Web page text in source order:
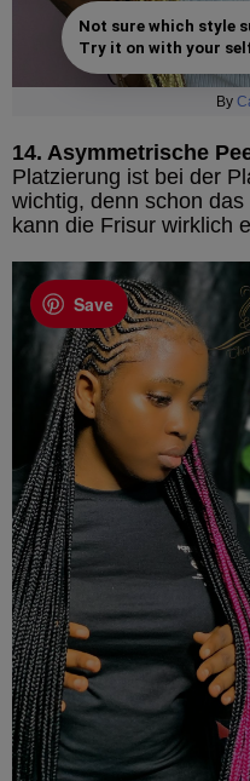
Not sure which style
Try it on with your
By
14. Asymmetrische
Platzierung ist bei der
wichtig, denn schon
kann die Frisur wirklich
Save